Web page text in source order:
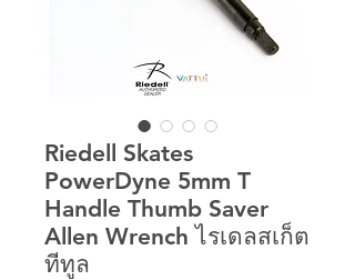
Riedell Skates
PowerDyne 5mm T
Handle Thumb Saver
Allen Wrench ไรเดลสเก็ต
ทีทูล